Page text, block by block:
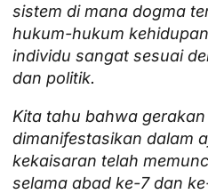
sistem di mana dogma
hukum-hukum
individu sangat sesuai
dan politik.
Kita tahu bahwa
dimanifestasikan dalam
kekaisaran telah
selama abad ke-7 dan